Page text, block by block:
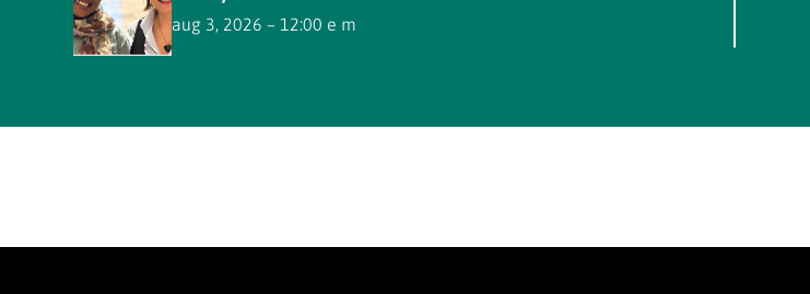
aug 3, 2026 – 12:00 e m